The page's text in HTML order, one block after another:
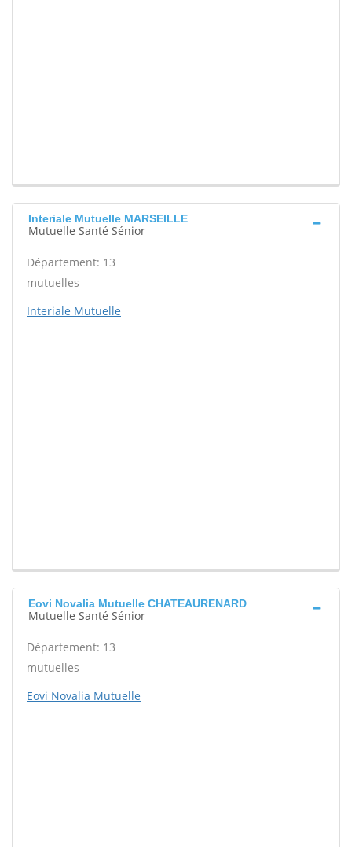
Interiale Mutuelle MARSEILLE
Mutuelle Santé Sénior
Département: 13
mutuelles
Interiale Mutuelle
Eovi Novalia Mutuelle CHATEAURENARD
Mutuelle Santé Sénior
Département: 13
mutuelles
Eovi Novalia Mutuelle